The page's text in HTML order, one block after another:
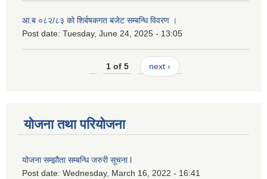
आ.ब ०८२/८३ को शिर्बषकगत बजेट सम्बन्धि विवरण ।
Post date: Tuesday, June 24, 2025 - 13:05
1 of 5 next ›
योजना तथा परियोजना
योजना सम्झौता सम्बन्धि जरुरी सूचना l
Post date: Wednesday, March 16, 2022 - 16:41